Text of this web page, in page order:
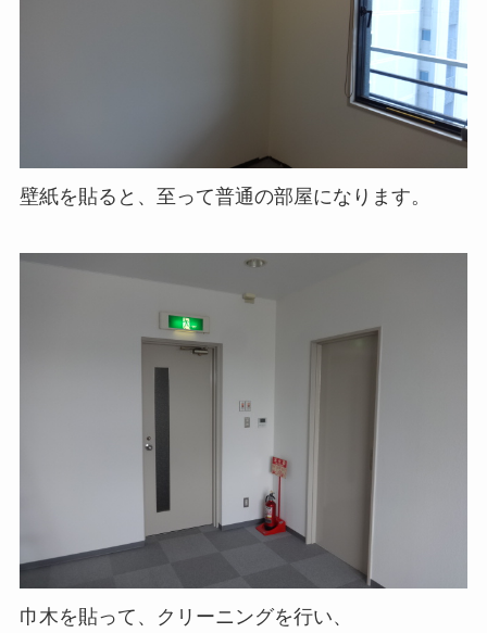
壁紙を貼ると、至って普通の部屋になります。
巾木を貼って、クリーニングを行い、